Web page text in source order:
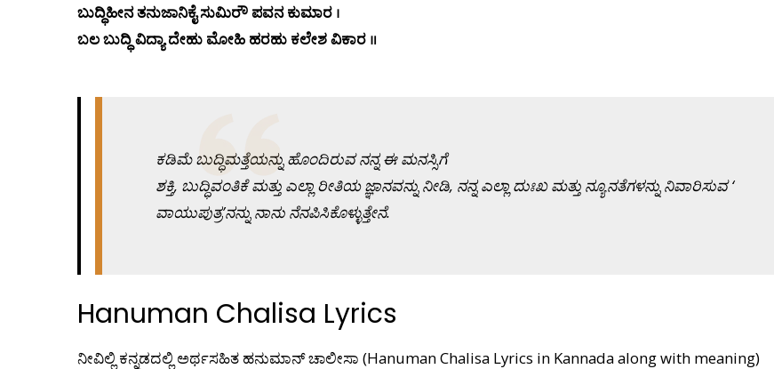
ಬುದ್ಧಿಹೀನ ತನುಜಾನಿಕೈ ಸುಮಿರೌ ಪವನ ಕುಮಾರ ।
ಬಲ ಬುದ್ಧಿ ವಿದ್ಯಾ ದೇಹು ಮೋಹಿ ಹರಹು ಕಲೇಶ ವಿಕಾರ ॥
ಕಡಿಮೆ ಬುದ್ಧಿಮತ್ತೆಯನ್ನು ಹೊಂದಿರುವ ನನ್ನ ಈ ಮನಸ್ಸಿಗೆ
ಶಕ್ತಿ, ಬುದ್ಧಿವಂತಿಕೆ ಮತ್ತು ಎಲ್ಲಾ ರೀತಿಯ ಜ್ಞಾನವನ್ನು ನೀಡಿ, ನನ್ನ ಎಲ್ಲಾ ದುಃಖ ಮತ್ತು ನ್ಯೂನತೆಗಳನ್ನು ನಿವಾರಿಸುವ ‘
ವಾಯುಪುತ್ರ’ನನ್ನು ನಾನು ನೆನಪಿಸಿಕೊಳ್ಳುತ್ತೇನೆ.
Hanuman Chalisa Lyrics
ನೀವಿಲ್ಲಿ ಕನ್ನಡದಲ್ಲಿ ಅರ್ಥಸಹಿತ ಹನುಮಾನ್ ಚಾಲೀಸಾ (Hanuman Chalisa Lyrics in Kannada along with meaning)